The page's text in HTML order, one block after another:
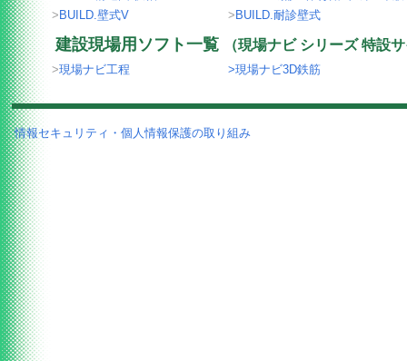
> BUILD.壁式V > BUILD.耐診壁式
建設現場用ソフト一覧 （現場ナビ シリーズ 特設
>現場ナビ工程 >現場ナビ3D鉄筋
情報セキュリティ・個人情報保護の取り組み